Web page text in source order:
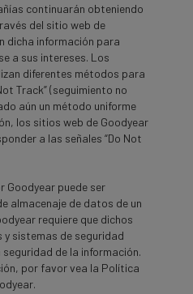
continuarán obteniendo
del sitio web de
dicha información para
a sus intereses. Los
diferentes métodos para
Track” (seguimiento no
aún un método uniforme
los sitios web de Goodyear
a las señales “Do Not
Goodyear puede ser
almacenaje de datos de un
requiere que dichos
sistemas de seguridad
de la información.
por favor vea la Política